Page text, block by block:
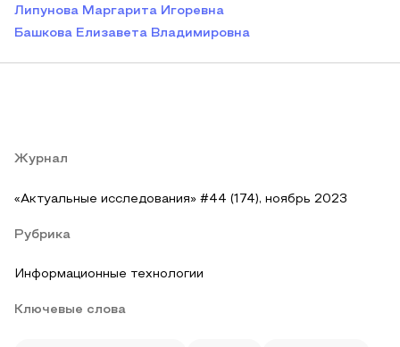
Липунова Маргарита Игоревна
Башкова Елизавета Владимировна
Журнал
«Актуальные исследования» #44 (174), ноябрь 2023
Рубрика
Информационные технологии
Ключевые слова